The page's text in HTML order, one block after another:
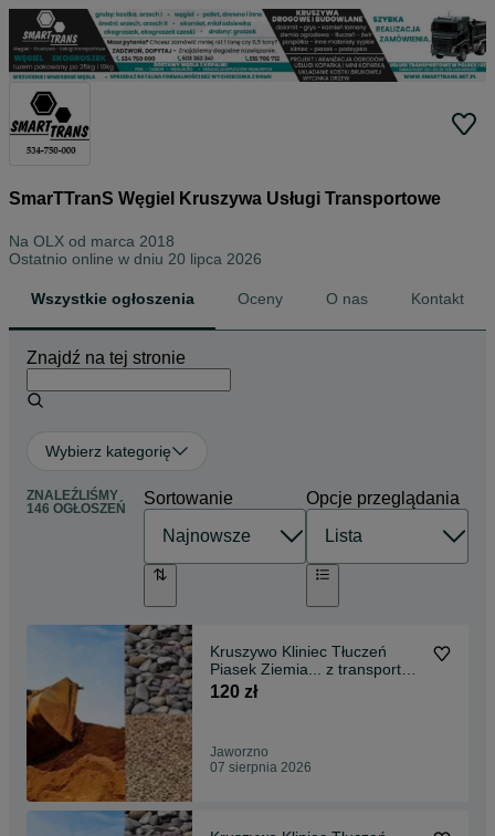
SmarTTranS Węgiel Kruszywa Usługi Transportowe
Na OLX od marca 2018
Ostatnio online w dniu 20 lipca 2026
Wszystkie ogłoszenia Oceny O nas Kontakt
Znajdź na tej stronie
Wybierz kategorię
ZNALEŹLIŚMY
146 OGŁOSZEŃ
Sortowanie Opcje przeglądania
Kruszywo Kliniec Tłuczeń
Piasek Ziemia... z transportem
od 1-26ton
120 zł
Jaworzno
07 sierpnia 2026